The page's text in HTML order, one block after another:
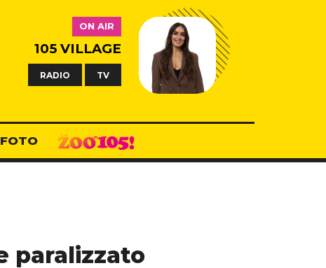
ON AIR
105 VILLAGE
RADIO TV
FOTO
paralizzato